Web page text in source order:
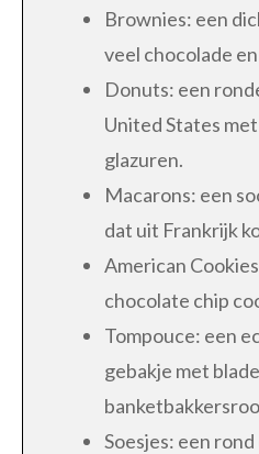
Brownies: een
veel chocolade
Donuts: een
United States
glazuren.
Macarons: een
dat uit Frankrijk
American
chocolate chip
Tompouce: een
gebakje met
Soesjes: een